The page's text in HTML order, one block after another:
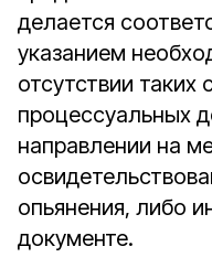
делается
указанием
отсутствии таких
процессуальных
направлении на
опьянения, либо
документе.